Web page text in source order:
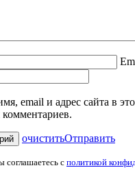
email и адрес сайта в
очиститьОтправить
с политикой